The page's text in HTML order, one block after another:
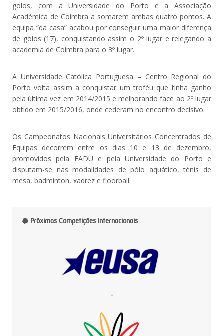
golos, com a Universidade do Porto e a Associação
Académica de Coimbra a somarem ambas quatro pontos. A
equipa “da casa” acabou por conseguir uma maior diferença
de golos (17), conquistando assim o 2º lugar e relegando a
academia de Coimbra para o 3º lugar.
A Universidade Católica Portuguesa – Centro Regional do
Porto volta assim a conquistar um troféu que tinha ganho
pela última vez em 2014/2015 e melhorando face ao 2º lugar
obtido em 2015/2016, onde cederam no encontro decisivo.
Os Campeonatos Nacionais Universitários Concentrados de
Equipas decorrem entre os dias 10 e 13 de dezembro,
promovidos pela FADU e pela Universidade do Porto e
disputam-se nas modalidades de pólo aquático, ténis de
mesa, badminton, xadrez e floorball.
Próximas Competições Internacionais
-